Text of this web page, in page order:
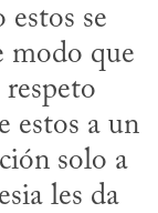
estos se
modo que
respeto
estos a un
solo a
les da